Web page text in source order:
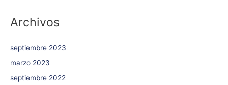
Archivos
septiembre 2023
marzo 2023
septiembre 2022